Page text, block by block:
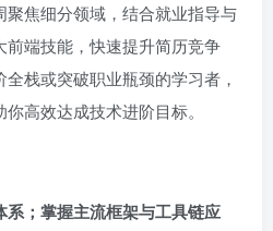
焦细分领域，结合就业指导与
端技能，快速提升简历竞争
栈或突破职业瓶颈的学习者，
高效达成技术进阶目标。
；掌握主流框架与工具链应